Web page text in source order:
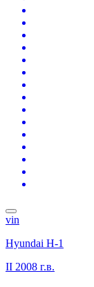
vin
Hyundai H-1
II 2008 г.в.